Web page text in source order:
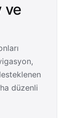
ve
düzenli